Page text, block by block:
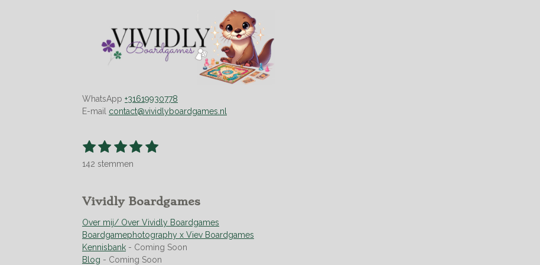
WhatsApp +31619930778
E-mail contact@vividlyboardgames.nl
R
n
g
:
4
.
9
1
s
r
2
s
r
r
e
n
3
s
r
r
e
n
4
s
r
r
e
n
5
r
r
e
n
S
n
142 stemmen
Vividly Boardgames
Over mij/ Over Vividly Boardgames
Boardgamephotography x Viev Boardgames
Kennisbank - Coming Soon
Blog - Coming Soon